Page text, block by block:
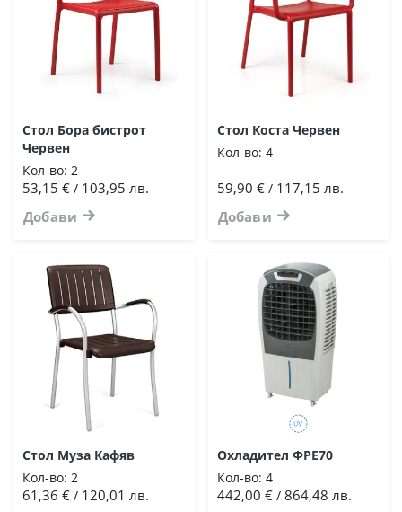
Стол Бора бистрот
Червен
Кол-во: 2
53,15 € / 103,95 лв.
Добави
Стол Коста Червен
Кол-во: 4
59,90 €/ 117,15 лв.
Добави
Стол Муза Кафяв
Кол-во: 2
61,36 € / 120,01 лв.
Охладител ФРЕ70
Кол-во: 4
442,00 €/ 864,48 лв.